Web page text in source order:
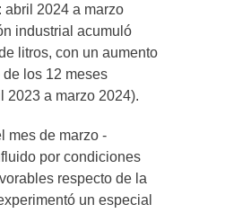
abril 2024 a marzo
industrial acumuló
litros, con un aumento
los 12 meses
2023 a marzo 2024).
mes de marzo -
por condiciones
respecto de la
un especial